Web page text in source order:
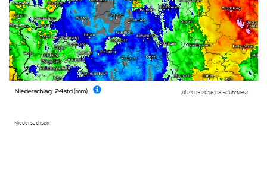
Di. 24.05.2016, 03:50 UhrMESZ
Niedersachsen
Niederschlag, 24std (mm)